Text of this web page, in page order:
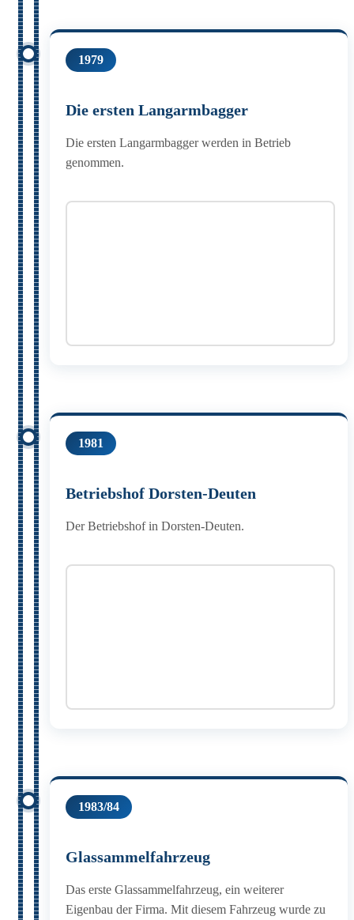
1979
Die ersten Langarmbagger
Die ersten Langarmbagger werden in Betrieb
genommen.
1981
Betriebshof Dorsten-Deuten
Der Betriebshof in Dorsten-Deuten.
1983/84
Glassammelfahrzeug
Das erste Glassammelfahrzeug, ein weiterer
Eigenbau der Firma. Mit diesem Fahrzeug wurde zu